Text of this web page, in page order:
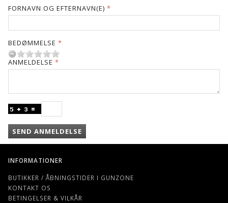
FORNAVN OG EFTERNAVN(E)
BEDØMMELSE
ANMELDELSE
SEND ANMELDELSE
INFORMATIONER
BUTIKKER / ÅBNINGSTIDER I GUNZONE
KONTAKT OS
BETINGELSER & VILKÅR